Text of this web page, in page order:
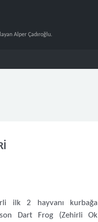
ilk 2 hayvanı kurbağa
Dart Frog (Zehirli Ok